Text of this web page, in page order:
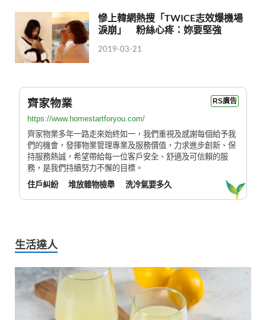
慘上韓網熱搜「TWICE志效爆機場
淚崩」 粉絲心疼：妳要堅強
2019-03-21
齊家物業 RS廣告
https://www.homestartforyou.com/
齊家物業多年一路走來始終如一，我們重視及感謝每個給予我
們的機會，發揮物業管理專業及服務價值，力求進步創新、保
持服務熱誠，希望帶給每一位客戶安全、舒適及可信賴的服
務，是我們持續努力不懈的目標。
住戶糾紛
堆放雜物檢舉 洗冷氣要多久
生活達人